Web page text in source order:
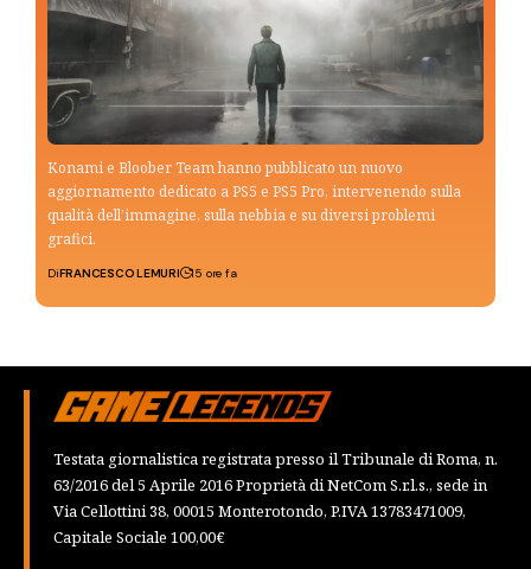
Konami e Bloober Team hanno pubblicato un nuovo
aggiornamento dedicato a PS5 e PS5 Pro, intervenendo sulla
qualità dell’immagine, sulla nebbia e su diversi problemi
grafici.
DiFRANCESCO LEMURI 15 ore fa
Testata giornalistica registrata presso il Tribunale di Roma, n.
63/2016 del 5 Aprile 2016 Proprietà di NetCom S.r.l.s., sede in
Via Cellottini 38, 00015 Monterotondo, P.IVA 13783471009,
Capitale Sociale 100,00€